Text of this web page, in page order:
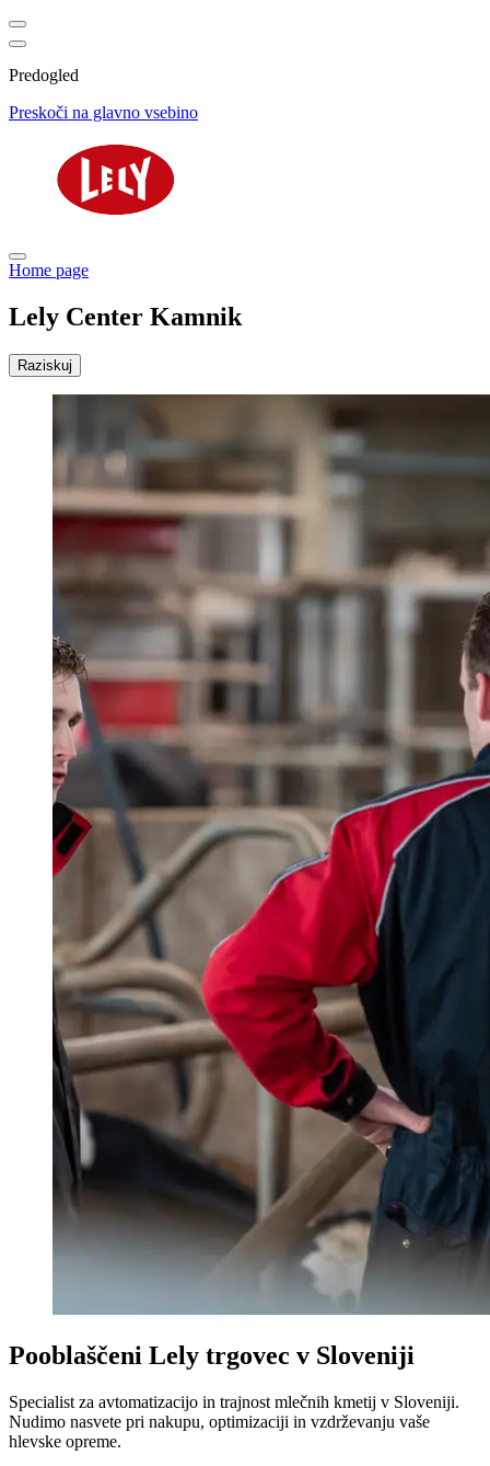
Predogled
Preskoči na glavno vsebino
Home page
Lely Center Kamnik
Raziskuj
Pooblaščeni Lely trgovec v Sloveniji
Specialist za avtomatizacijo in trajnost mlečnih kmetij v Sloveniji.
Nudimo nasvete pri nakupu, optimizaciji in vzdrževanju vaše
hlevske opreme.